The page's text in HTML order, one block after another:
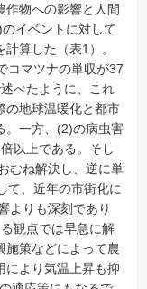
物への影響と人間
イベントに対して
算した（表1）。
コマツナの単収が37
べたように、これ
の地球温暖化と都市
。一方、(2)の病虫害
以上である。そし
むね解決し、逆に単
て、近年の市街化に
よりも深刻であり
観点では早急に解
施策などによって農
により気温上昇も抑